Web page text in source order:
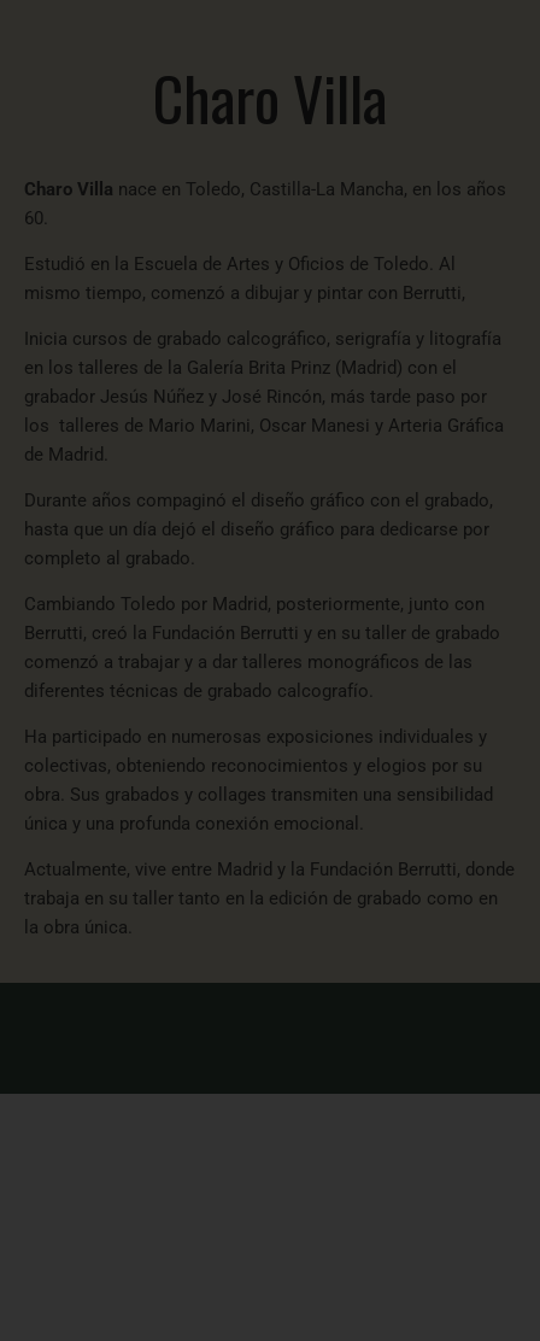
Charo Villa
Charo Villa nace en Toledo, Castilla-La Mancha, en los años
60.
Estudió en la Escuela de Artes y Oficios de Toledo. Al
mismo tiempo, comenzó a dibujar y pintar con Berrutti,
Inicia cursos de grabado calcográfico, serigrafía y litografía
en los talleres de la Galería Brita Prinz (Madrid) con el
grabador Jesús Núñez y José Rincón, más tarde paso por
los talleres de Mario Marini, Oscar Manesi y Arteria Gráfica
de Madrid.
Durante años compaginó el diseño gráfico con el grabado,
hasta que un día dejó el diseño gráfico para dedicarse por
completo al grabado.
Cambiando Toledo por Madrid, posteriormente, junto con
Berrutti, creó la Fundación Berrutti y en su taller de grabado
comenzó a trabajar y a dar talleres monográficos de las
diferentes técnicas de grabado calcografío.
Ha participado en numerosas exposiciones individuales y
colectivas, obteniendo reconocimientos y elogios por su
obra. Sus grabados y collages transmiten una sensibilidad
única y una profunda conexión emocional.
Actualmente, vive entre Madrid y la Fundación Berrutti, donde
trabaja en su taller tanto en la edición de grabado como en
la obra única.